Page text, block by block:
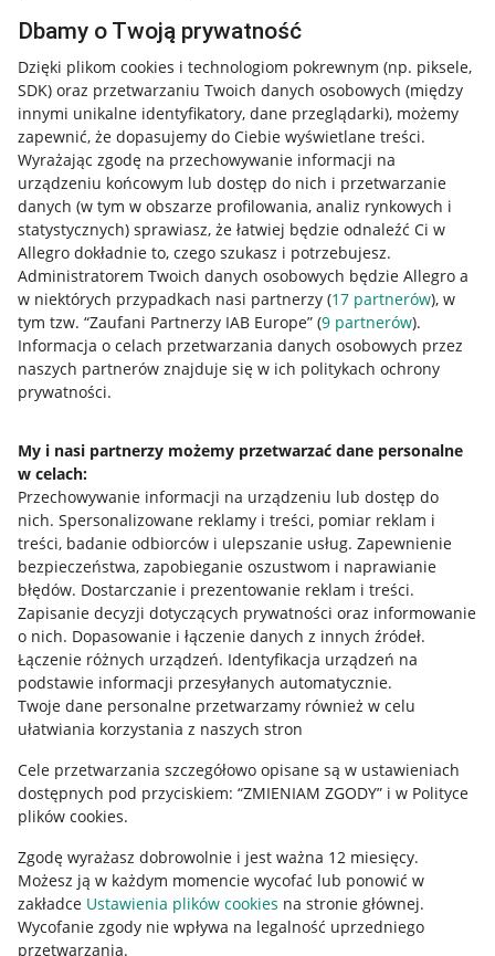
Dbamy o Twoją prywatność
Dzięki plikom cookies i technologiom pokrewnym (np. piksele,
SDK) oraz przetwarzaniu Twoich danych osobowych (między
innymi unikalne identyfikatory, dane przeglądarki), możemy
zapewnić, że dopasujemy do Ciebie wyświetlane treści.
Wyrażając zgodę na przechowywanie informacji na
urządzeniu końcowym lub dostęp do nich i przetwarzanie
danych (w tym w obszarze profilowania, analiz rynkowych i
statystycznych) sprawiasz, że łatwiej będzie odnaleźć Ci w
Allegro dokładnie to, czego szukasz i potrzebujesz.
Administratorem Twoich danych osobowych będzie Allegro a
w niektórych przypadkach nasi partnerzy (17 partnerów), w
tym tzw. “Zaufani Partnerzy IAB Europe” (9 partnerów).
Informacja o celach przetwarzania danych osobowych przez
naszych partnerów znajduje się w ich politykach ochrony
prywatności.
My i nasi partnerzy możemy przetwarzać dane personalne
w celach:
Przechowywanie informacji na urządzeniu lub dostęp do
nich. Spersonalizowane reklamy i treści, pomiar reklam i
treści, badanie odbiorców i ulepszanie usług. Zapewnienie
bezpieczeństwa, zapobieganie oszustwom i naprawianie
błędów. Dostarczanie i prezentowanie reklam i treści.
Zapisanie decyzji dotyczących prywatności oraz informowanie
o nich. Dopasowanie i łączenie danych z innych źródeł.
Łączenie różnych urządzeń. Identyfikacja urządzeń na
podstawie informacji przesyłanych automatycznie.
Twoje dane personalne przetwarzamy również w celu
ułatwiania korzystania z naszych stron
Cele przetwarzania szczegółowo opisane są w ustawieniach
dostępnych pod przyciskiem: “ZMIENIAM ZGODY” i w Polityce
plików cookies.
Zgodę wyrażasz dobrowolnie i jest ważna 12 miesięcy.
Możesz ją w każdym momencie wycofać lub ponowić w
zakładce Ustawienia plików cookies na stronie głównej.
Wycofanie zgody nie wpływa na legalność uprzedniego
przetwarzania.
Przydatne informacje
Jak to działa
Allegro Gadane dla sprzedających
Allegro Gadane dla kupujących
Mapa miejscowości
Informacje prawne
Regulamin
Polityka plików "cookies"
Ustawienia plików "cookies"
Udostępnianie lokalizacji
Informacje dla Aktu o Usługach Cyfrowych
Pobierz aplikację